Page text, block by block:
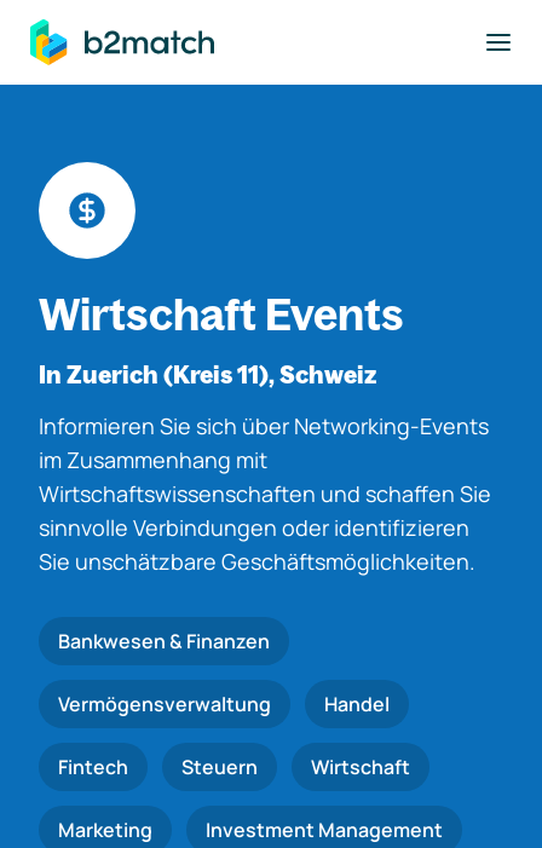
springen
Wirtschaft Events
In Zuerich (Kreis 11), Schweiz
Informieren Sie sich über Networking-Events
im Zusammenhang mit
Wirtschaftswissenschaften und schaffen Sie
sinnvolle Verbindungen oder identifizieren
Sie unschätzbare Geschäftsmöglichkeiten.
Bankwesen & Finanzen
Vermögensverwaltung Handel
Fintech Steuern Wirtschaft
Marketing Investment Management